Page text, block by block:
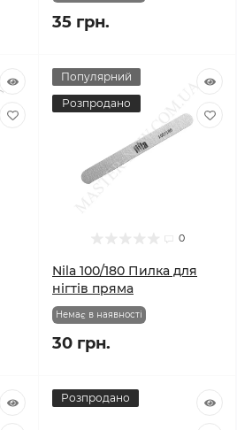
35 грн.
Популярний
Розпродано
0
Nila 100/180 Пилка для
нігтів пряма
Немає в наявності
30 грн.
Розпродано